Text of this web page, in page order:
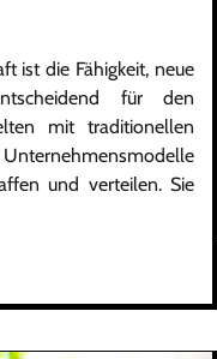
ist die Fähigkeit, neue
für den
mit traditionellen
und verteilen. Sie